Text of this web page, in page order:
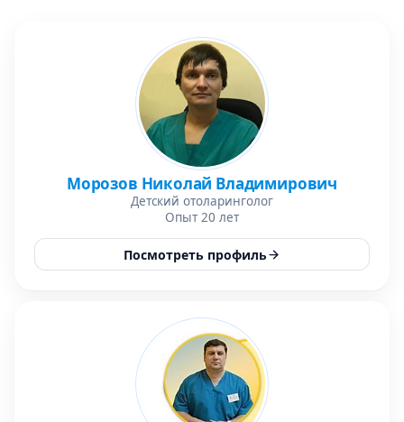
Морозов Николай Владимирович
Детский отоларинголог
Опыт 20 лет
Посмотреть профиль